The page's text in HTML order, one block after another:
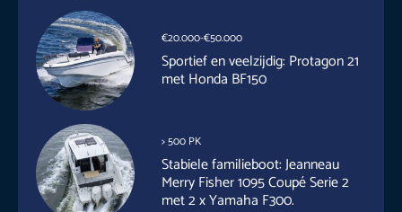
€20.000-€50.000
Sportief en veelzijdig: Protagon 21
met Honda BF150
> 500 PK
Stabiele familieboot: Jeanneau
Merry Fisher 1095 Coupé Serie 2
met 2 x Yamaha F300.